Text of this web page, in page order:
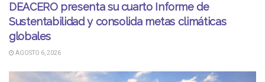
DEACERO presenta su cuarto Informe de
Sustentabilidad y consolida metas climáticas
globales
AGOSTO 6, 2026